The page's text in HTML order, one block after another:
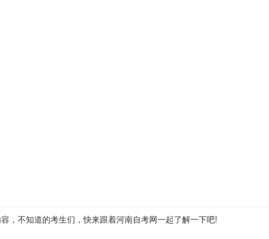
不知道的考生们，快来跟着河南自考网一起了解一下吧!